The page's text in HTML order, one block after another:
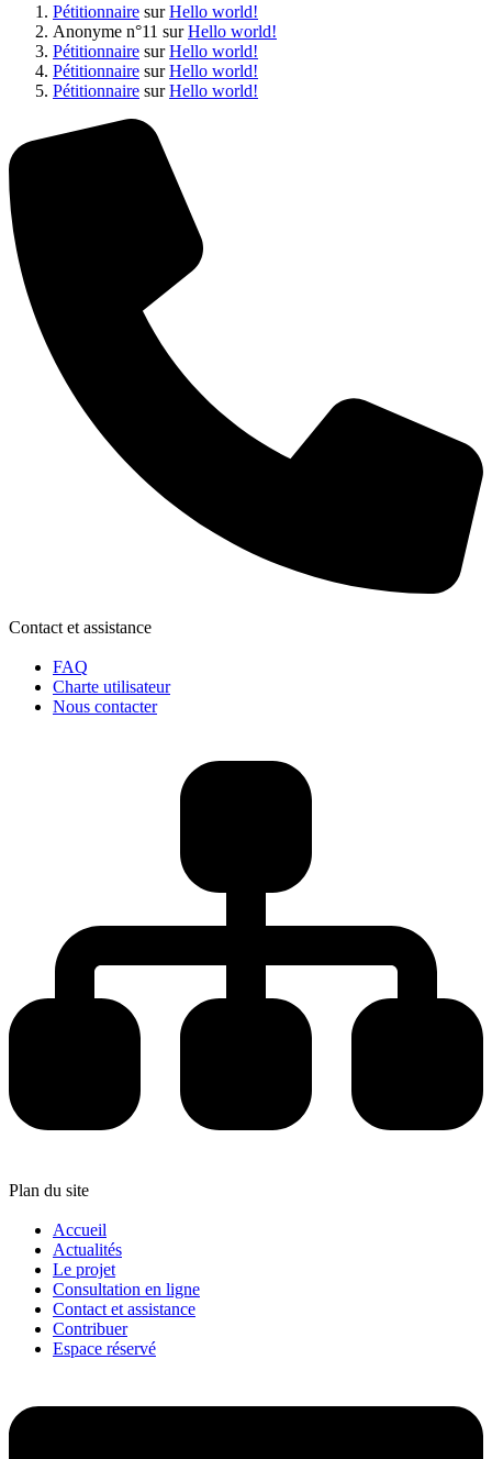
Pétitionnaire surHello world!
Anonyme n°11 surHello world!
Pétitionnaire surHello world!
Pétitionnaire surHello world!
Pétitionnaire surHello world!
Contact et assistance
FAQ
Charte utilisateur
Nous contacter
Plan du site
Accueil
Actualités
Le projet
Consultation en ligne
Contact et assistance
Contribuer
Espace réservé